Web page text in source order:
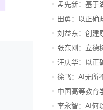
孟先新：基于
—...
田勇：以正确
在...
刘益东：创建
张东刚：立德
态
汪庆华：以正
徐飞：AI无所
典？
中国高等教育
并...
李永智：AI何